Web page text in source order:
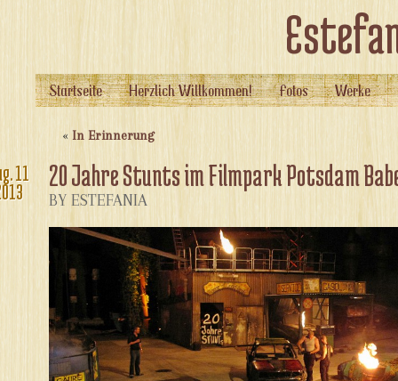
Startseite Herzlich Willkommen! Fotos Werke
« In Erinnerung
11
20 Jahre Stunts im Filmpark Potsdam
BY ESTEFANIA